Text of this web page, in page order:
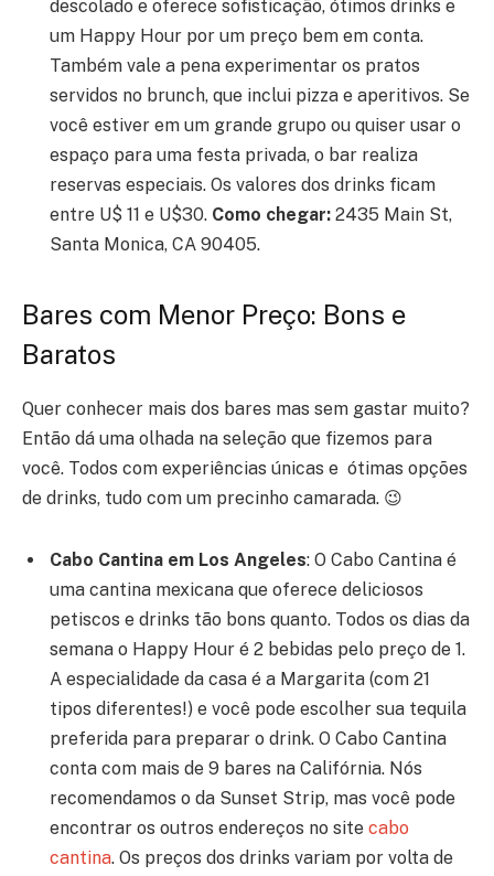
descolado e oferece sofisticação, ótimos drinks e
um Happy Hour por um preço bem em conta.
Também vale a pena experimentar os pratos
servidos no brunch, que inclui pizza e aperitivos. Se
você estiver em um grande grupo ou quiser usar o
espaço para uma festa privada, o bar realiza
reservas especiais. Os valores dos drinks ficam
entre U$ 11 e U$30. Como chegar: 2435 Main St,
Santa Monica, CA 90405.
Bares com Menor Preço: Bons e
Baratos
Quer conhecer mais dos bares mas sem gastar muito?
Então dá uma olhada na seleção que fizemos para
você. Todos com experiências únicas e ótimas opções
de drinks, tudo com um precinho camarada. 😉
Cabo Cantina em Los Angeles: O Cabo Cantina é
uma cantina mexicana que oferece deliciosos
petiscos e drinks tão bons quanto. Todos os dias da
semana o Happy Hour é 2 bebidas pelo preço de 1.
A especialidade da casa é a Margarita (com 21
tipos diferentes!) e você pode escolher sua tequila
preferida para preparar o drink. O Cabo Cantina
conta com mais de 9 bares na Califórnia. Nós
recomendamos o da Sunset Strip, mas você pode
encontrar os outros endereços no site cabo
cantina. Os preços dos drinks variam por volta de